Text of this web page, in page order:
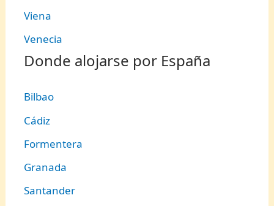
Viena
Venecia
Donde alojarse por España
Bilbao
Cádiz
Formentera
Granada
Santander